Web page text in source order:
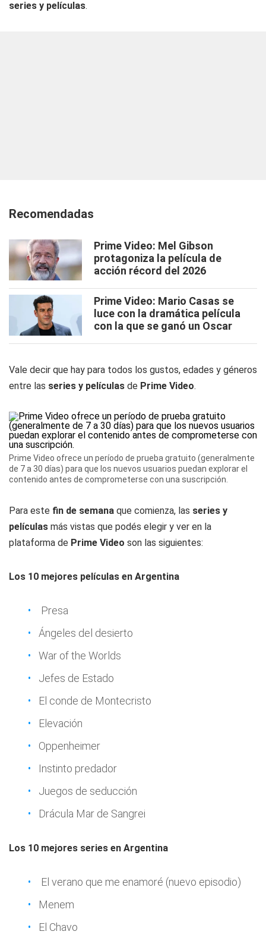
series y películas.
Recomendadas
Prime Video: Mel Gibson
protagoniza la película de
acción récord del 2026
Prime Video: Mario Casas se
luce con la dramática película
con la que se ganó un Oscar
Vale decir que hay para todos los gustos, edades y géneros
entre las series y películas de Prime Video.
Prime Video ofrece un período de prueba gratuito (generalmente
de 7 a 30 días) para que los nuevos usuarios puedan explorar el
contenido antes de comprometerse con una suscripción.
Para este fin de semana que comienza, las series y
películas más vistas que podés elegir y ver en la
plataforma de Prime Video son las siguientes:
Los 10 mejores películas en Argentina
Presa
Ángeles del desierto
War of the Worlds
Jefes de Estado
El conde de Montecristo
Elevación
Oppenheimer
Instinto predador
Juegos de seducción
Drácula Mar de Sangrei
Los 10 mejores series en Argentina
El verano que me enamoré (nuevo episodio)
Menem
El Chavo